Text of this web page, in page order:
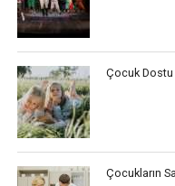
Çocuk Dostu
Çocukların